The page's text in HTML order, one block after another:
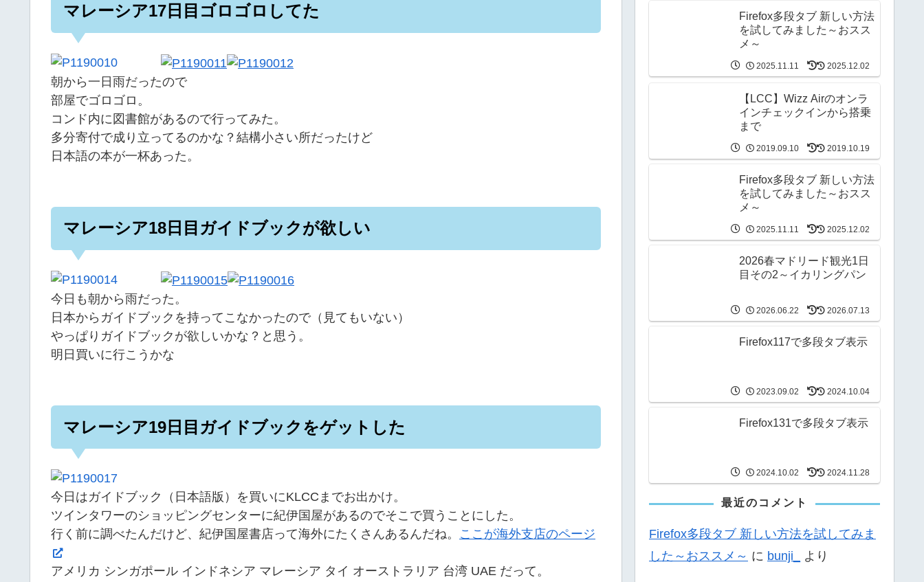
マレーシア17日目ゴロゴロしてた
朝から一日雨だったので
部屋でゴロゴロ。
コンド内に図書館があるので行ってみた。
多分寄付で成り立ってるのかな？結構小さい所だったけど
日本語の本が一杯あった。
マレーシア18日目ガイドブックが欲しい
今日も朝から雨だった。
日本からガイドブックを持ってこなかったので（見てもいない）
やっぱりガイドブックが欲しいかな？と思う。
明日買いに行こうかな
マレーシア19日目ガイドブックをゲットした
今日はガイドブック（日本語版）を買いにKLCCまでお出かけ。
ツインタワーのショッピングセンターに紀伊国屋があるのでそこで買うことにした。
行く前に調べたんだけど、紀伊国屋書店って海外にたくさんあるんだね。 ここが海外支店のページ
アメリカ シンガポール インドネシア マレーシア タイ オーストラリア 台湾 UAE だって。
Firefox多段タブ 新しい方法
を試してみました～おスス
メ～
2025.11.11 2025.12.02
【LCC】Wizz Airのオンラ
インチェックインから搭乗
まで
2019.09.10 2019.10.19
Firefox多段タブ 新しい方法
を試してみました～おスス
メ～
2025.11.11 2025.12.02
2026春マドリード観光1日
目その2～イカリングパン
2026.06.22 2026.07.13
Firefox117で多段タブ表示
2023.09.02 2024.10.04
Firefox131で多段タブ表示
2024.10.02 2024.11.28
最近のコメント
Firefox多段タブ 新しい方法を試してみま
した～おススメ～ に bunji_ より